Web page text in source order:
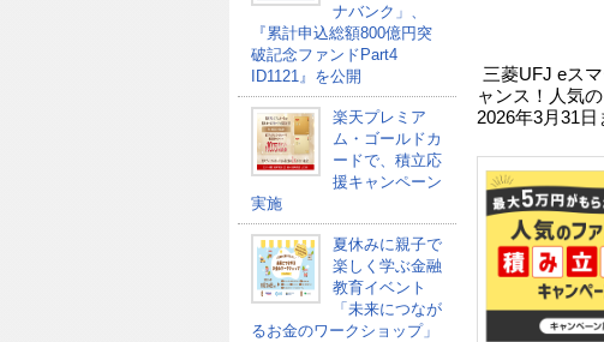
ナバンク」、
『累計申込総額800億円突
破記念ファンドPart4
ID1121』を公開
楽天プレミア
ム・ゴールドカ
ードで、積立応
援キャンペーン
実施
夏休みに親子で
楽しく学ぶ金融
教育イベント
「未来につなが
るお金のワークショップ」
三菱UFJ eス
ャンス！人気
2026年3月31日